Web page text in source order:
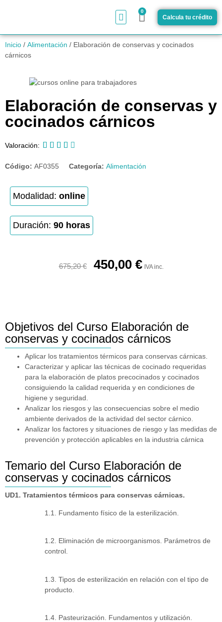
0
Calcula tu crédito
Inicio / Alimentación / Elaboración de conservas y cocinados
cárnicos
Elaboración de conservas y
cocinados cárnicos
Valoración:     
Código: AF0355 Categoría: Alimentación
Modalidad: online
Duración: 90 horas
675,20€ 450,00 € IVA inc.
Objetivos del Curso Elaboración de
conservas y cocinados cárnicos
Aplicar los tratamientos térmicos para conservas cárnicas.
Caracterizar y aplicar las técnicas de cocinado requeridas
para la elaboración de platos precocinados y cocinados
consiguiendo la calidad requerida y en condiciones de
higiene y seguridad.
Analizar los riesgos y las consecuencias sobre el medio
ambiente derivados de la actividad del sector cárnico.
Analizar los factores y situaciones de riesgo y las medidas de
prevención y protección aplicables en la industria cárnica
Temario del Curso Elaboración de
conservas y cocinados cárnicos
UD1. Tratamientos térmicos para conservas cárnicas.
1.1. Fundamento físico de la esterilización.
1.2. Eliminación de microorganismos. Parámetros de
control.
1.3. Tipos de esterilización en relación con el tipo de
producto.
1.4. Pasteurización. Fundamentos y utilización.